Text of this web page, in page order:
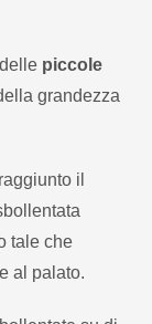
piccole
grandezza
il
tale che
al palato.